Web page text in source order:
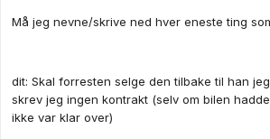
Må jeg nevne/skrive ned hver eneste ting
dit: Skal forresten selge den tilbake til han
skrev jeg ingen kontrakt (selv om bilen
ikke var klar over)